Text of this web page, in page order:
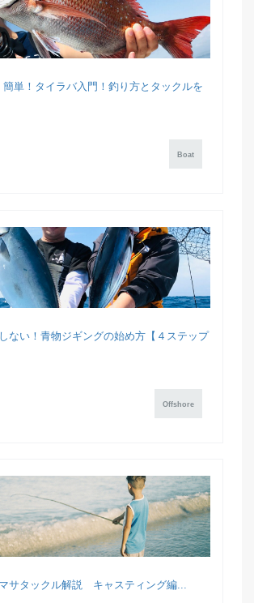
簡単！タイラバ入門！釣り方とタックルを
Boat
ない！青物ジギングの始め方【４ステップ
Offshore
マサタックル解説 キャスティング編...